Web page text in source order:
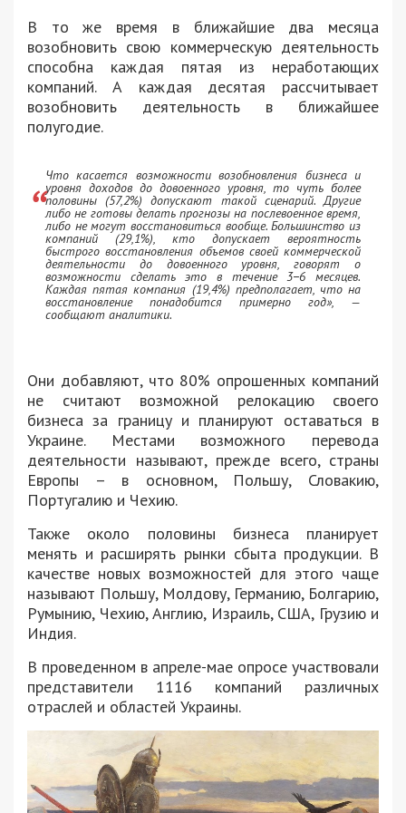
В то же время в ближайшие два месяца
возобновить свою коммерческую деятельность
способна каждая пятая из неработающих
компаний. А каждая десятая рассчитывает
возобновить деятельность в ближайшее
полугодие.
Что касается возможности возобновления бизнеса и
уровня доходов до довоенного уровня, то чуть более
половины (57,2%) допускают такой сценарий. Другие
либо не готовы делать прогнозы на послевоенное время,
либо не могут восстановиться вообще. Большинство из
компаний (29,1%), кто допускает вероятность
быстрого восстановления объемов своей коммерческой
деятельности до довоенного уровня, говорят о
возможности сделать это в течение 3−6 месяцев.
Каждая пятая компания (19,4%) предполагает, что на
восстановление понадобится примерно год», —
сообщают аналитики.
Они добавляют, что 80% опрошенных компаний
не считают возможной релокацию своего
бизнеса за границу и планируют оставаться в
Украине. Местами возможного перевода
деятельности называют, прежде всего, страны
Европы – в основном, Польшу, Словакию,
Португалию и Чехию.
Также около половины бизнеса планирует
менять и расширять рынки сбыта продукции. В
качестве новых возможностей для этого чаще
называют Польшу, Молдову, Германию, Болгарию,
Румынию, Чехию, Англию, Израиль, США, Грузию и
Индия.
В проведенном в апреле-мае опросе участвовали
представители 1116 компаний различных
отраслей и областей Украины.